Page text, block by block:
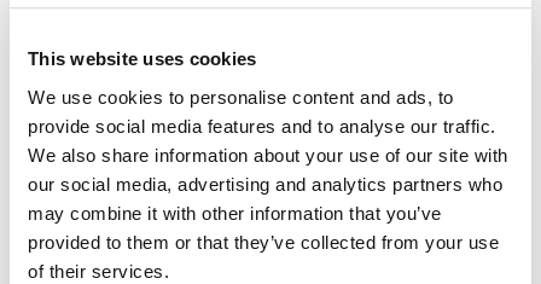
This website uses cookies
We use cookies to personalise content and ads, to
provide social media features and to analyse our traffic.
We also share information about your use of our site with
our social media, advertising and analytics partners who
may combine it with other information that you’ve
provided to them or that they’ve collected from your use
of their services.
Toggle features
Toutes les caractéristiques
Toggle techspec
Caractéristiques techniques
Toggle guides and instructions
Instructions